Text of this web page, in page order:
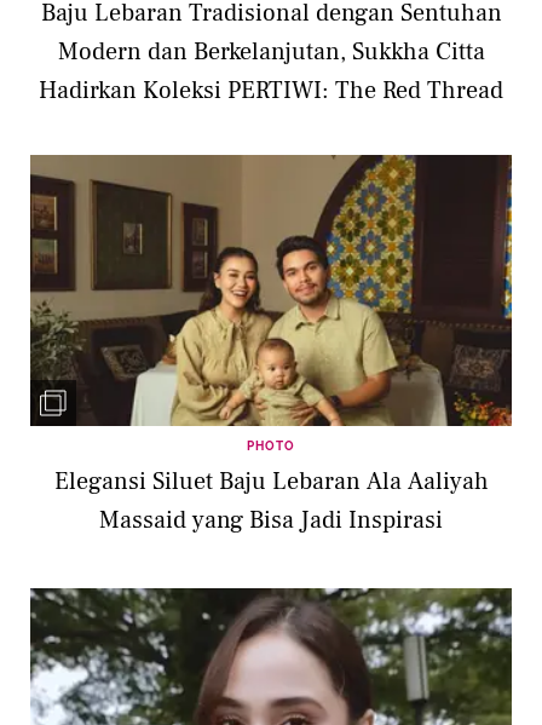
Baju Lebaran Tradisional dengan Sentuhan
Modern dan Berkelanjutan, Sukkha Citta
Hadirkan Koleksi PERTIWI: The Red Thread
PHOTO
Elegansi Siluet Baju Lebaran Ala Aaliyah
Massaid yang Bisa Jadi Inspirasi